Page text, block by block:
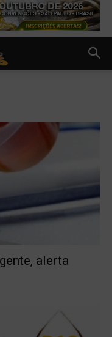
alerta